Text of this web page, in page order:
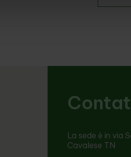
La sede è in via
Cavalese TN